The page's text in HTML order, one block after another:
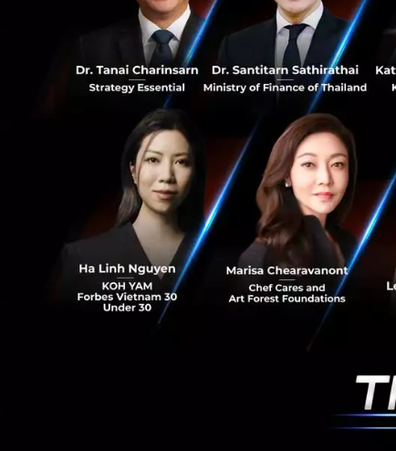
0 เรียนรู้อะไรจาก
แม้จะมีคนพูดว่า
700 ล้านเหรียญ
ถูกมองว่ากว่าจ
เกิน คือ Nice-
ก็ยังไม่เหมือนจริ
market เสียมาก
Gimmic ในเว
เชื่อถือแค่ไหน แ
News VR Alibaba